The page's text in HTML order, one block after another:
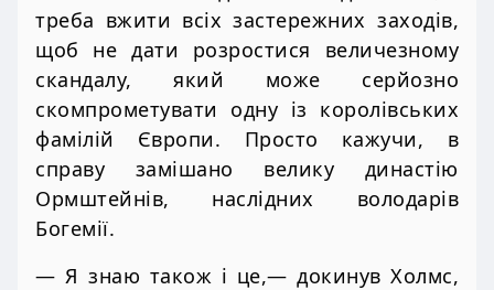
треба вжити всіх застережних заходів,
щоб не дати розростися величезному
скандалу, який може серйозно
скомпрометувати одну із королівських
фамілій Європи. Просто кажучи, в
справу замішано велику династію
Ормштейнів, наслідних володарів
Богемії.
— Я знаю також і це,— докинув Холмс,